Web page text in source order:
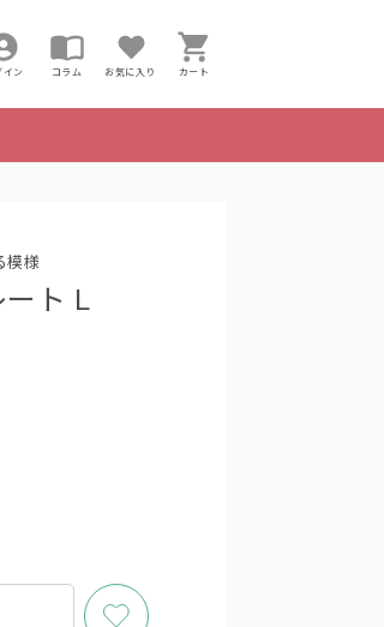
イン コラム お気に入り カート
ート L
模様